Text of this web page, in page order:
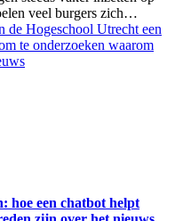
veel burgers zich…
hoe een chatbot helpt